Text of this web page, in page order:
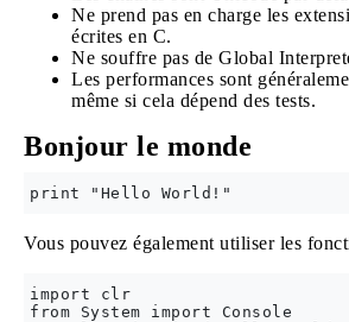
Ne prend pas en charge les
écrites en C.
Ne souffre pas de Global
Les performances sont
même si cela dépend des tests.
Bonjour le monde
Vous pouvez également utiliser les
import clr
from System import Console